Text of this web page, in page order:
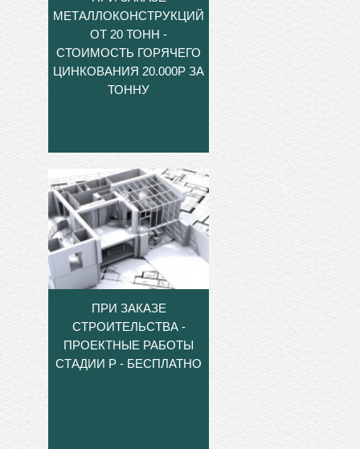
МЕТАЛЛОКОНСТРУКЦИЙ
ОТ 20 ТОНН -
СТОИМОСТЬ ГОРЯЧЕГО
ЦИНКОВАНИЯ 20.000Р ЗА
ТОННУ
ПРИ ЗАКАЗЕ
СТРОИТЕЛЬСТВА -
ПРОЕКТНЫЕ РАБОТЫ
СТАДИИ Р - БЕСПЛАТНО